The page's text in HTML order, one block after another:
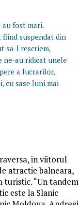
fost mari.
suspendat din
sa-l rescriem,
ne-au ridicat unele
a lucrarilor,
cu sase luni mai
in viitorul
atractie balneara,
turistic. “Un tandem
este la Slanic